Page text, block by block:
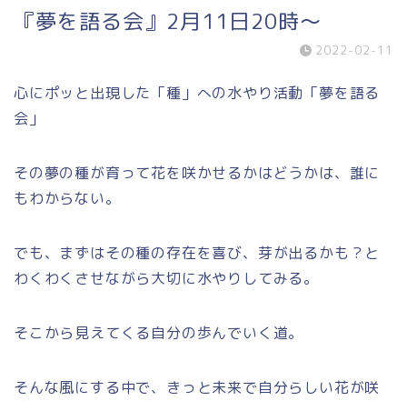
『夢を語る会』2月11日20時～
2022-02-11
心にポッと出現した「種」への水やり活動「夢を語る
会」
その夢の種が育って花を咲かせるかはどうかは、誰に
もわからない。
でも、まずはその種の存在を喜び、芽が出るかも？と
わくわくさせながら大切に水やりしてみる。
そこから見えてくる自分の歩んでいく道。
そんな風にする中で、きっと未来で自分らしい花が咲